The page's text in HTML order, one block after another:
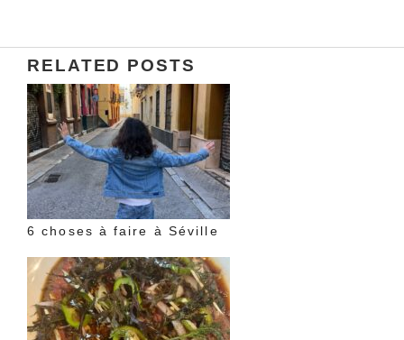
RELATED POSTS
6 choses à faire à Séville